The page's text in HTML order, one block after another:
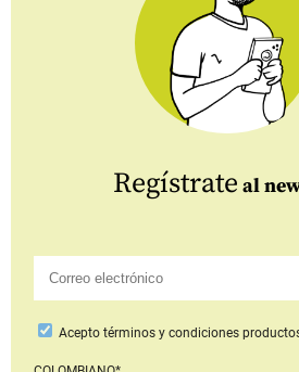
Regístrate al
Aceptotérminos y condiciones